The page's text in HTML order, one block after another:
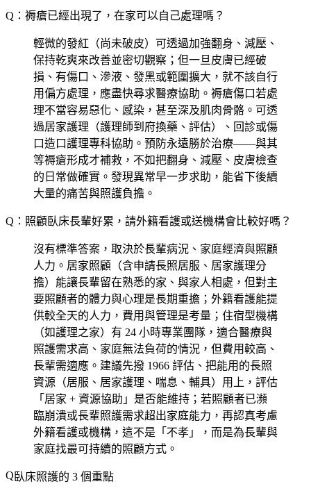
Q：褥瘡已經出現了，在家可以自己處理嗎？
輕微的發紅（尚未破皮）可透過加強翻身、減壓、
保持乾爽來改善並密切觀察；但一旦皮膚已經破
損、有傷口、滲液、發黑或範圍擴大，就不該自行
用偏方處理，應盡快尋求醫療協助。褥瘡傷口若處
理不當容易惡化、感染，甚至深及肌肉骨骼。可透
過居家護理（護理師到府換藥、評估）、回診或傷
口造口護理專科協助。預防永遠勝於治療——與其
等褥瘡形成才補救，不如把翻身、減壓、皮膚檢查
的日常做確實。發現異常早一步求助，能省下後續
大量的痛苦與照護負擔。
Q：照顧臥床長輩好累，請外籍看護或送機構會比較好嗎？
沒有標準答案，取決於長輩病況、家庭經濟與照顧
人力。居家照顧（含申請長照居服、居家護理分
擔）能讓長輩留在熟悉的家、與家人相處，但對主
要照顧者的體力與心理是長期重擔；外籍看護能提
供較全天的人力，費用與管理是考量；住宿型機構
（如護理之家）有 24 小時專業團隊，適合醫療與
照護需求高、家庭無法負荷的情況，但費用較高、
長輩需適應。建議先撥 1966 評估、把能用的長照
資源（居服、居家護理、喘息、輔具）用上，評估
「居家 + 資源協助」是否能維持；若照顧者已瀕
臨崩潰或長輩照護需求超出家庭能力，再認真考慮
外籍看護或機構，這不是「不孝」，而是為長輩與
家庭找最可持續的照顧方式。
臥床照護的 3 個重點